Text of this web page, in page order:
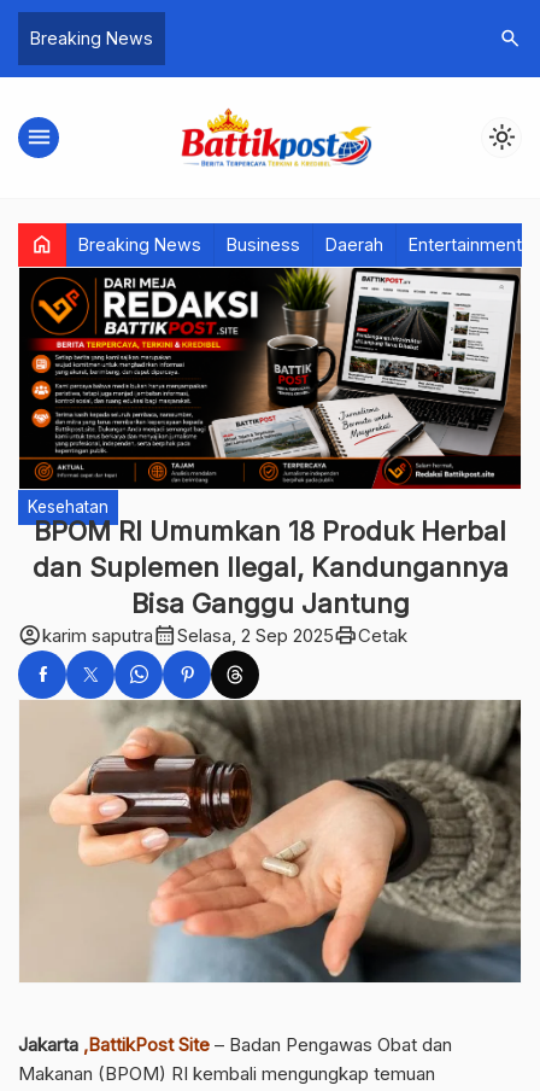
Breaking News search
menu light_mode
home Breaking News Business Daerah Entertainment
Kesehatan
BPOM RI Umumkan 18 Produk Herbal
dan Suplemen Ilegal, Kandungannya
Bisa Ganggu Jantung
account_circlekarim saputracalendar_monthSelasa, 2 Sep 2025printCetak
Jakarta ,BattikPost Site – Badan Pengawas Obat dan
Makanan (BPOM) RI kembali mengungkap temuan